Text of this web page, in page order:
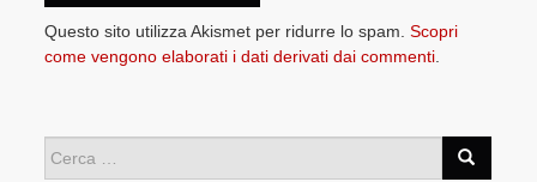
Questo sito utilizza Akismet per ridurre lo spam.Scopri
come vengono elaborati i dati derivati dai commenti